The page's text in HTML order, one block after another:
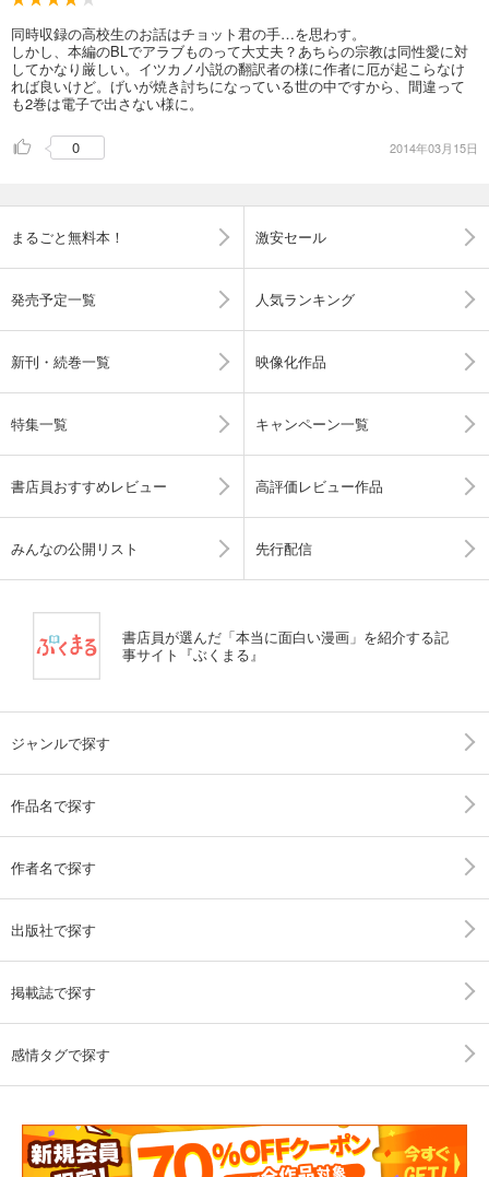
同時収録の高校生のお話はチョット君の手…を思わす。
しかし、本編のBLでアラブものって大丈夫？あちらの宗教は同性愛に対
してかなり厳しい。イツカノ小説の翻訳者の様に作者に厄が起こらなけ
れば良いけど。げいが焼き討ちになっている世の中ですから、間違って
も2巻は電子で出さない様に。
0 2014年03月15日
まるごと無料本！ 激安セール
発売予定一覧 人気ランキング
新刊・続巻一覧 映像化作品
特集一覧 キャンペーン一覧
書店員おすすめレビュー 高評価レビュー作品
みんなの公開リスト 先行配信
書店員が選んだ「本当に面白い漫画」を紹介する記
事サイト『ぶくまる』
ジャンルで探す
作品名で探す
作者名で探す
出版社で探す
掲載誌で探す
感情タグで探す